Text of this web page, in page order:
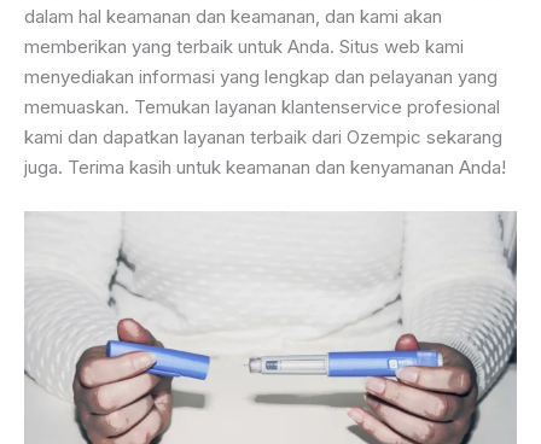
dalam hal keamanan dan keamanan, dan kami akan
memberikan yang terbaik untuk Anda. Situs web kami
menyediakan informasi yang lengkap dan pelayanan yang
memuaskan. Temukan layanan klantenservice profesional
kami dan dapatkan layanan terbaik dari Ozempic sekarang
juga. Terima kasih untuk keamanan dan kenyamanan Anda!